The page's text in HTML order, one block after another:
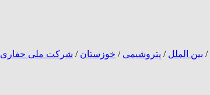
/ بین الملل / پتروشیمی / خوزستان / شرکت ملی حفاری